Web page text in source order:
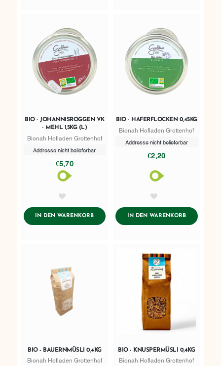
BIO - JOHANNISROGGEN VK
- MEHL 1,5KG (L)
Bionah Hofladen Grottenhof
Addresse nicht belieferbar
€5,70
IN DEN WARENKORBADDTOCART
BIO - HAFERFLOCKEN 0,45KG
Bionah Hofladen Grottenhof
Addresse nicht belieferbar
€2,20
IN DEN WARENKORBADDTOCART
BIO - BAUERNMÜSLI 0,4KG
Bionah Hofladen Grottenhof
BIO - KNUSPERMÜSLI 0,4KG
Bionah Hofladen Grottenhof